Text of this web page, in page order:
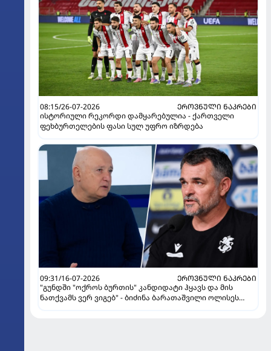
08:15/26-07-2026
ᲔᲠᲝᲕᲜᲣᲚᲘ ᲜᲐᲙᲠᲔᲑᲘ
ისტორიული რეკორდი დამყარებულია - ქართველი
ფეხბურთელების ფასი სულ უფრო იზრდება
09:31/16-07-2026
ᲔᲠᲝᲕᲜᲣᲚᲘ ᲜᲐᲙᲠᲔᲑᲘ
"გუნდში "ოქროს ბურთის" კანდიდატი ჰყავს და მის
ნათქვამს ვერ ვიგებ" - ბიძინა ბარათაშვილი ოლისეს